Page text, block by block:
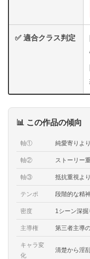
✅ 適合クラス判定
📊 この作品の傾向
軸① 純愛寄りよ
軸② ストーリー
軸③ 抵抗重視よ
テンポ 段階的な精
密度 1シーン深掘
主導権 第三者主導
キャラ変
化
清楚から淫